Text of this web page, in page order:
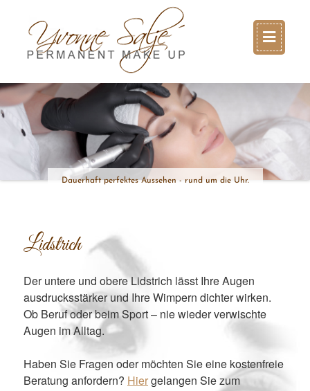
Dauerhaft perfektes Aussehen - rund um die Uhr.
Lidstrich
Der untere und obere Lidstrich lässt Ihre Augen
ausdrucksstärker und Ihre Wimpern dichter wirken.
Ob Beruf oder beim Sport – nie wieder verwischte
Augen im Alltag.
Haben Sie Fragen oder möchten Sie eine kostenfreie
Beratung anfordern? Hiergelangen Sie zum